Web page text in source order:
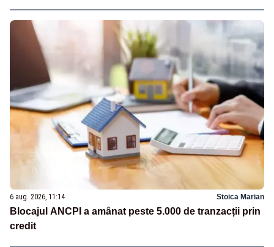
6 aug. 2026, 11:14 Stoica Marian
Blocajul ANCPI a amânat peste 5.000 de tranzacții prin
credit